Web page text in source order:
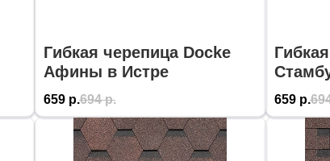
Гибкая черепица Docke
Афины в Истре
659 р.694 р. 659 р.